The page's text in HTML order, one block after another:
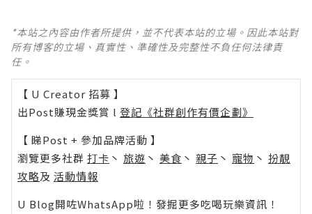
*本站之內容由作者所提供，並不代表本站的立場。因此本站對
所有博客的立場、真實性、準確性及完整性不負任何法律責
任。
【 U Creator 招募 】
出Post賺現金獎賞 l 登記《社群創作有價企劃》
【 睇Post + 參加品牌活動 】
瀏覽更多社群 打卡 丶 旅遊 丶 美食 丶 親子 丶 寵物 丶 扮靚
攻略及 活動情報
U Blog開咗WhatsApp啦！發掘更多吃喝玩樂資訊！